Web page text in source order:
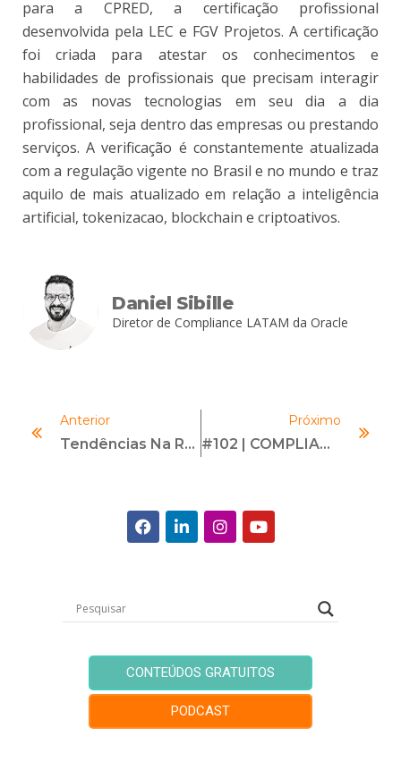
para a CPRED, a certificação profissional
desenvolvida pela LEC e FGV Projetos. A certificação
foi criada para atestar os conhecimentos e
habilidades de profissionais que precisam interagir
com as novas tecnologias em seu dia a dia
profissional, seja dentro das empresas ou prestando
serviços. A verificação é constantemente atualizada
com a regulação vigente no Brasil e no mundo e traz
aquilo de mais atualizado em relação a inteligência
artificial, tokenizacao, blockchain e criptoativos.
Daniel Sibille
Diretor de Compliance LATAM da Oracle
Anterior
Tendências Na Renegociação De Acordos: O Impacto Do Caso BRF E Alternativas De Pagamento
Próximo
#102 | COMPLIANCE DE BAIXO ORÇAMENTO | Com Bruno Greca
CONTEÚDOS GRATUITOS
PODCAST